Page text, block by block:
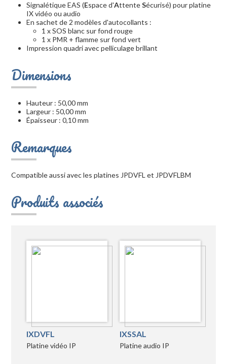
Signalétique EAS (Espace d'AttenteSécurisé) pour platine
IX vidéo ou audio
En sachet de 2 modèles d'autocollants :
1 x SOS blanc sur fond rouge
1 x PMR + flamme sur fond vert
Impression quadri avec pelliculage brillant
Dimensions
Hauteur : 50,00 mm
Largeur : 50,00 mm
Épaisseur : 0,10 mm
Remarques
Compatible aussi avec les platines JPDVFL et JPDVFLBM
Produits associés
IXDVFL
Platine vidéo IP
IXSSAL
Platine audio IP